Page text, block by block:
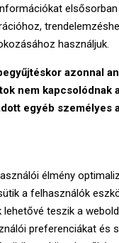
használjuk.
azonnal
nem kapcsolódnak
egyéb személyes
élmény
a felhasználók
lehetővé teszik a
preferenciákat és